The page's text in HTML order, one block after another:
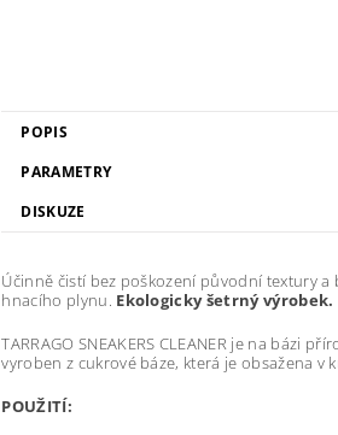
POPIS
PARAMETRY
DISKUZE
Účinně čistí bez poškození původní textury a
hnacího plynu. Ekologicky šetrný výrobek.
TARRAGO SNEAKERS CLEANER je na
vyroben z cukrové báze, která je obsažena
POUŽITÍ: